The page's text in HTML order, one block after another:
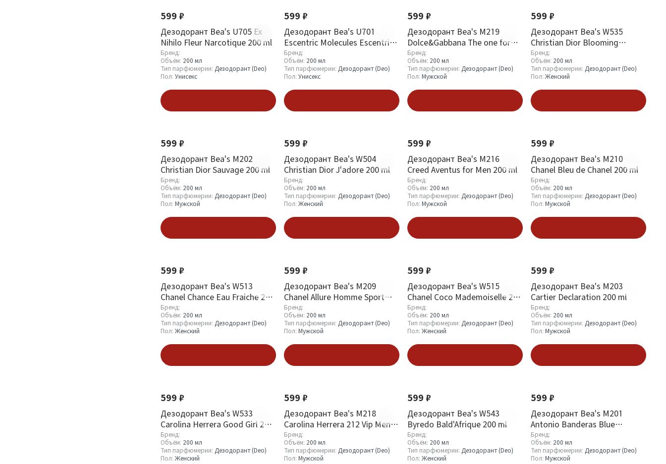
599 ₽
Дезодорант Bea's U705 Ex
Nihilo Fleur Narcotique 200 ml
Бренд:
Объём: 200 мл
Тип парфюмерии: Дезодорант (Deo)
Пол: Унисекс
599 ₽
Дезодорант Bea's U701
Escentric Molecules Escentric
02 200 ml
Бренд:
Объём: 200 мл
Тип парфюмерии: Дезодорант (Deo)
Пол: Унисекс
599 ₽
Дезодорант Bea's M219
Dolce&Gabbana The one for
Men 200 ml
Бренд:
Объём: 200 мл
Тип парфюмерии: Дезодорант (Deo)
Пол: Мужской
599 ₽
Дезодорант Bea's W535
Christian Dior Blooming
Bouquet 200 ml
Бренд:
Объём: 200 мл
Тип парфюмерии: Дезодорант (Deo)
Пол: Женский
599 ₽
Дезодорант Bea's M202
Christian Dior Sauvage 200 ml
Бренд:
Объём: 200 мл
Тип парфюмерии: Дезодорант (Deo)
Пол: Мужской
599 ₽
Дезодорант Bea's W504
Christian Dior J'adore 200 ml
Бренд:
Объём: 200 мл
Тип парфюмерии: Дезодорант (Deo)
Пол: Женский
599 ₽
Дезодорант Bea's M216
Creed Aventus for Men 200 ml
Бренд:
Объём: 200 мл
Тип парфюмерии: Дезодорант (Deo)
Пол: Мужской
599 ₽
Дезодорант Bea's M210
Chanel Bleu de Chanel 200 ml
Бренд:
Объём: 200 мл
Тип парфюмерии: Дезодорант (Deo)
Пол: Мужской
599 ₽
Дезодорант Bea's W513
Chanel Chance Eau Fraiche 200
ml
Бренд:
Объём: 200 мл
Тип парфюмерии: Дезодорант (Deo)
Пол: Женский
599 ₽
Дезодорант Bea's M209
Chanel Allure Homme Sport
200 ml
Бренд:
Объём: 200 мл
Тип парфюмерии: Дезодорант (Deo)
Пол: Мужской
599 ₽
Дезодорант Bea's W515
Chanel Coco Mademoiselle 200
ml
Бренд:
Объём: 200 мл
Тип парфюмерии: Дезодорант (Deo)
Пол: Женский
599 ₽
Дезодорант Bea's M203
Cartier Declaration 200 ml
Бренд:
Объём: 200 мл
Тип парфюмерии: Дезодорант (Deo)
Пол: Мужской
599 ₽
Дезодорант Bea's W533
Carolina Herrera Good Girl 200
ml
Бренд:
Объём: 200 мл
Тип парфюмерии: Дезодорант (Deo)
Пол: Женский
599 ₽
Дезодорант Bea's M218
Carolina Herrera 212 Vip Men
200 ml
Бренд:
Объём: 200 мл
Тип парфюмерии: Дезодорант (Deo)
Пол: Мужской
599 ₽
Дезодорант Bea's W543
Byredo Bald'Afrique 200 ml
Бренд:
Объём: 200 мл
Тип парфюмерии: Дезодорант (Deo)
Пол: Женский
599 ₽
Дезодорант Bea's M201
Antonio Banderas Blue
Seduction Man 200 ml
Бренд:
Объём: 200 мл
Тип парфюмерии: Дезодорант (Deo)
Пол: Мужской